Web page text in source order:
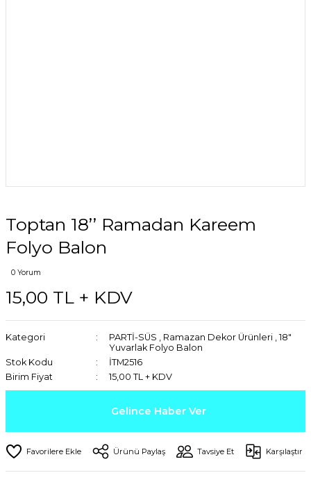
Toptan 18’’ Ramadan Kareem
Folyo Balon
0 Yorum
15,00 TL + KDV
Kategori PARTİ-SÜS , Ramazan Dekor Ürünleri , 18"
Yuvarlak Folyo Balon
Stok Kodu
İTM2516
Birim Fiyat
15,00 TL + KDV
Gelince Haber Ver
Ürünü Paylaş Tavsiye Et Karşılaştır